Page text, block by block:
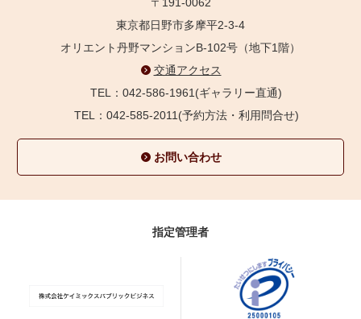
東京都日野市多摩平2-3-4
オリエント丹野マンションB-102号（地下1階）
交通アクセス
TEL：042-586-1961(ギャラリー直通)
TEL：042-585-2011(予約方法・利用問合せ)
お問い合わせ
指定管理者